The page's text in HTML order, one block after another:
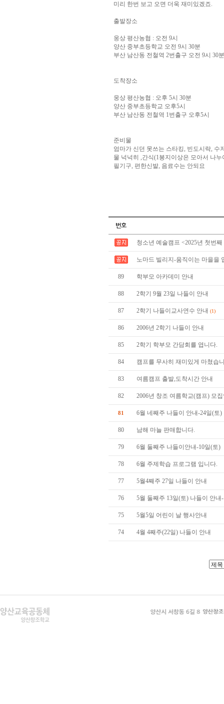
미리 한번 보고 오면 더욱 재미있겠죠.
출발장소
웅상 평산농협 : 오전 9시
양산 중부초등학교 오전 9시 30분
부산 남산동 전철역 2번출구 오전 9시 30분
도착장소
웅상 평산농협 : 오후 5시 30분
양산 중부초등학교 오후5시
부산 남산동 전철역 1번출구 오후5시
준비물
엄마가 신던 못쓰는 스타킹, 빈도시락, 수
물 넉넉히 ,간식(1봉지이상은 모아서 나
필기구, 편한신발, 음료수는 안되요
청소년 예술캠프 <2025년 첫번
노마드 빌리지-움직이는 마을을
89 학부모 아카데미 안내
88 2학기 9월 23일 나들이 안내
87 2학기 나들이교사연수 안내 (1)
86 2006년 2학기 나들이 안내
85 2학기 학부모 간담회를 엽니다.
84 캠프를 무사히 재미있게 마쳤습
83 여름캠프 출발,도착시간 안내
82 2006년 창조 여름학교(캠프) 모
81 6월 네째주 나들이 안내-24일(토)
80 남해 마늘 판매합니다.
79 6월 둘째주 나들이안내-10일(토)
78 6월 주제학습 프로그램 입니다.
77 5월4째주 27일 나들이 안내
76 5월 둘째주 13일(토) 나들이 안내
75 5월5일 어린이 날 행사안내
74 4월 4째주(22일) 나들이 안내